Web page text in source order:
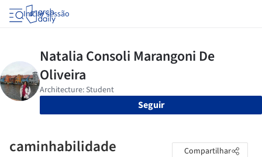
Iniciar sessão
Seguir
caminhabilidade Compartilhar